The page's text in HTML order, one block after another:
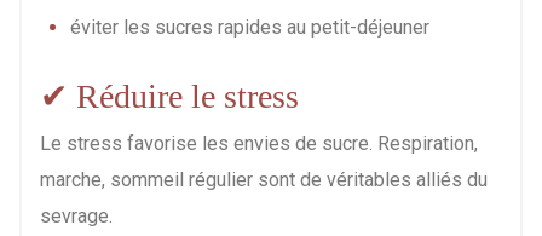
éviter les sucres rapides au petit-déjeuner
✔ Réduire le stress
Le stress favorise les envies de sucre. Respiration,
marche, sommeil régulier sont de véritables alliés du
sevrage.